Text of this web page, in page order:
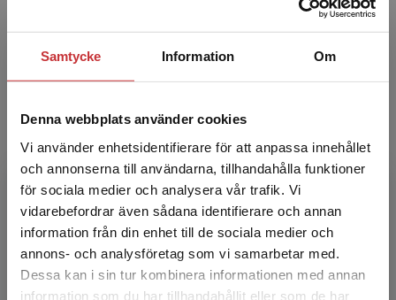
Samtycke Information Om
Denna webbplats använder cookies
Vi använder enhetsidentifierare för att anpassa innehållet
och annonserna till användarna, tillhandahålla funktioner
för sociala medier och analysera vår trafik. Vi
vidarebefordrar även sådana identifierare och annan
information från din enhet till de sociala medier och
annons- och analysföretag som vi samarbetar med.
Dessa kan i sin tur kombinera informationen med annan
information som du har tillhandahållit eller som de har
Begränsad fraktregion
ansvarsutkrävande kopplat till olika organis...
Olof Hallonsten
Olof Hallonsten är docent i sociologi och
universitetslektor vid Ekonomihögskolan vid
Lunds universitet. Hans forskning är främst
inriktad på teori...